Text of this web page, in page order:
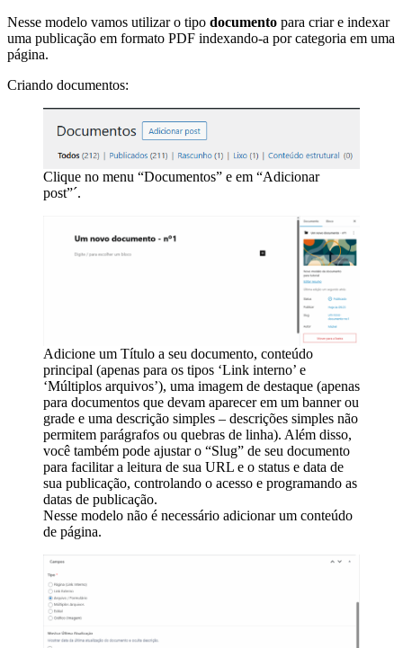
Nesse modelo vamos utilizar o tipo documento para criar e indexar
uma publicação em formato PDF indexando-a por categoria em uma
página.
Criando documentos:
Clique no menu “Documentos” e em “Adicionar
post”´.
Adicione um Título a seu documento, conteúdo
principal (apenas para os tipos ‘Link interno’ e
‘Múltiplos arquivos’), uma imagem de destaque (apenas
para documentos que devam aparecer em um banner ou
grade e uma descrição simples – descrições simples não
permitem parágrafos ou quebras de linha). Além disso,
você também pode ajustar o “Slug” de seu documento
para facilitar a leitura de sua URL e o status e data de
sua publicação, controlando o acesso e programando as
datas de publicação.
Nesse modelo não é necessário adicionar um conteúdo
de página.